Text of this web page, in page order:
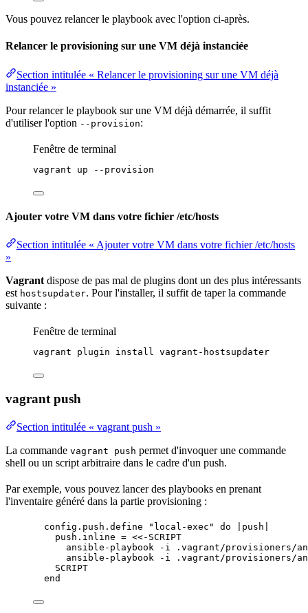
Vous pouvez relancer le playbook avec l'option ci-après.
Relancer le provisioning sur une VM déjà instanciée
Section intitulée « Relancer le provisioning sur une VM déjà
instanciée »
Pour relancer le playbook sur une VM déjà démarrée, il suffit
d'utiliser l'option --provision:
Fenêtre de terminal
vagrant up --provision
Ajouter votre VM dans votre fichier /etc/hosts
Section intitulée « Ajouter votre VM dans votre fichier /etc/hosts
»
Vagrant dispose de pas mal de plugins dont un des plus intéressants
est hostsupdater. Pour l'installer, il suffit de taper la commande
suivante :
Fenêtre de terminal
vagrant plugin install vagrant-hostsupdater
vagrant push
Section intitulée « vagrant push »
La commande vagrant push permet d'invoquer une commande
shell ou un script arbitraire dans le cadre d'un push.
Par exemple, vous pouvez lancer des playbooks en prenant
l'inventaire généré dans la partie provisioning :
config. push . define " local-exec " do push
push. inline = <<-SCRIPT
ansible-playbook -i .vagrant/provisioners/
ansible-playbook -i .vagrant/provisioners/
SCRIPT
end